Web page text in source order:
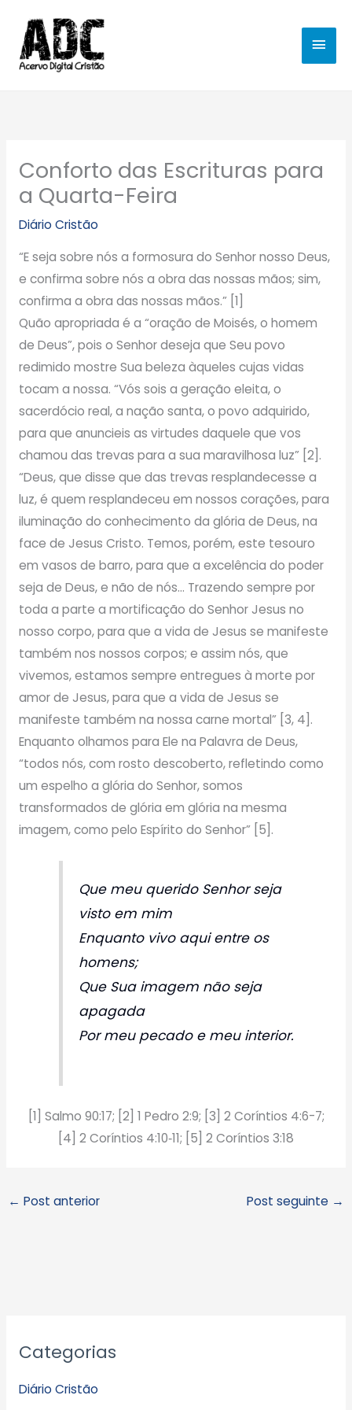
para
conteúdo
Conforto das Escrituras para
a Quarta-Feira
Diário Cristão
“E seja sobre nós a formosura do Senhor nosso Deus,
e confirma sobre nós a obra das nossas mãos; sim,
confirma a obra das nossas mãos.” [1]
Quão apropriada é a “oração de Moisés, o homem
de Deus”, pois o Senhor deseja que Seu povo
redimido mostre Sua beleza àqueles cujas vidas
tocam a nossa. “Vós sois a geração eleita, o
sacerdócio real, a nação santa, o povo adquirido,
para que anuncieis as virtudes daquele que vos
chamou das trevas para a sua maravilhosa luz” [2].
“Deus, que disse que das trevas resplandecesse a
luz, é quem resplandeceu em nossos corações, para
iluminação do conhecimento da glória de Deus, na
face de Jesus Cristo. Temos, porém, este tesouro
em vasos de barro, para que a excelência do poder
seja de Deus, e não de nós… Trazendo sempre por
toda a parte a mortificação do Senhor Jesus no
nosso corpo, para que a vida de Jesus se manifeste
também nos nossos corpos; e assim nós, que
vivemos, estamos sempre entregues à morte por
amor de Jesus, para que a vida de Jesus se
manifeste também na nossa carne mortal” [3, 4].
Enquanto olhamos para Ele na Palavra de Deus,
“todos nós, com rosto descoberto, refletindo como
um espelho a glória do Senhor, somos
transformados de glória em glória na mesma
imagem, como pelo Espírito do Senhor” [5].
Que meu querido Senhor seja
visto em mim
Enquanto vivo aqui entre os
homens;
Que Sua imagem não seja
apagada
Por meu pecado e meu interior.
[1] Salmo 90:17; [2] 1 Pedro 2:9; [3] 2 Coríntios 4:6-7;
[4] 2 Coríntios 4:10‑11; [5] 2 Coríntios 3:18
← Post anterior Post seguinte →
Categorias
Diário Cristão
r